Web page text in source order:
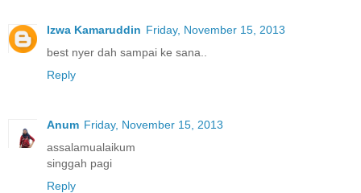
Izwa Kamaruddin Friday, November 15, 2013
best nyer dah sampai ke sana..
Reply
Anum Friday, November 15, 2013
assalamualaikum
singgah pagi
Reply